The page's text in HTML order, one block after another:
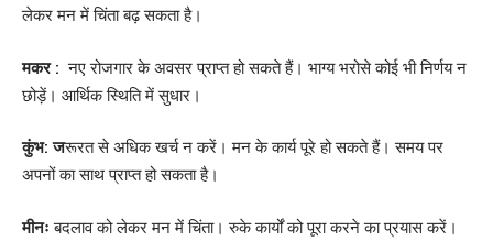
लेकर मन में चिंता बढ़ सकता है।
मकर :नए रोजगार के अवसर प्राप्त हो सकते हैं। भाग्य भरोसे कोई भी निर्णय न
छोड़ें। आर्थिक स्थिति में सुधार।
कुंभ: जरूरत से अधिक खर्च न करें। मन के कार्य पूरे हो सकते हैं। समय पर
अपनों का साथ प्राप्त हो सकता है।
मीनःबदलाव को लेकर मन में चिंता। रुके कार्यों को पूरा करने का प्रयास करें।